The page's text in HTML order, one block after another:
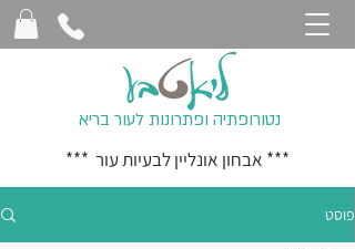
נטורופתיה ופתרונות לעור בריא
*** אבחון אונליין לבעיות עור ***
פוסט